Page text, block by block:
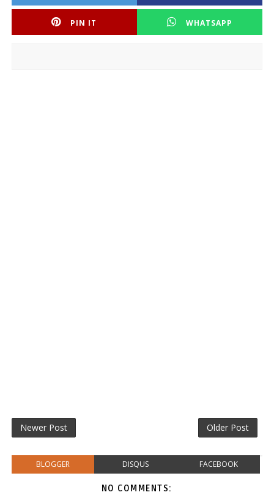
PIN IT WHATSAPP
Newer Post Older Post
BLOGGER DISQUS FACEBOOK
NO COMMENTS: